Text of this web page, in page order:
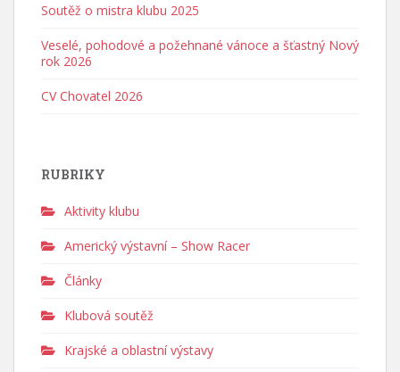
Soutěž o mistra klubu 2025
Veselé, pohodové a požehnané vánoce a šťastný Nový
rok 2026
CV Chovatel 2026
RUBRIKY
Aktivity klubu
Americký výstavní – Show Racer
Články
Klubová soutěž
Krajské a oblastní výstavy